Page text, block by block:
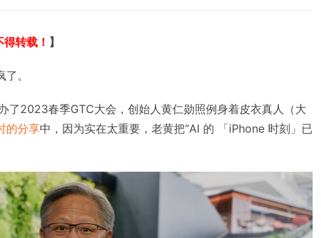
转载！ 】
。
了2023春季GTC大会，创始人黄仁勋照例身着皮衣真人（大
的分享中，因为实在太重要，老黄把“AI 的 「iPhone 时刻」已